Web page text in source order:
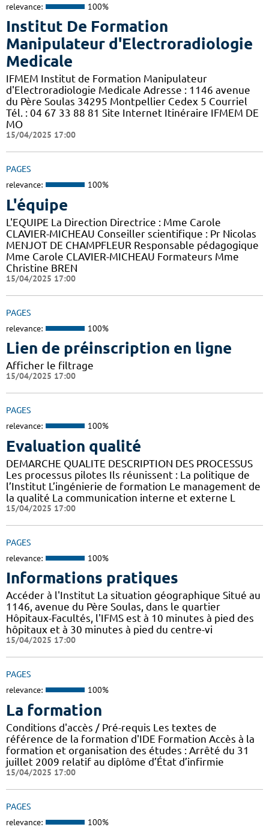
relevance: 100%
Institut De Formation
Manipulateur d'Electroradiologie
Medicale
IFMEM Institut de Formation Manipulateur
d'Electroradiologie Medicale Adresse : 1146 avenue
du Père Soulas 34295 Montpellier Cedex 5 Courriel
Tél. : 04 67 33 88 81 Site Internet Itinéraire IFMEM DE
MO
15/04/2025 17:00
PAGES
relevance: 100%
L'équipe
L'EQUIPE La Direction Directrice : Mme Carole
CLAVIER-MICHEAU Conseiller scientifique : Pr Nicolas
MENJOT DE CHAMPFLEUR Responsable pédagogique
Mme Carole CLAVIER-MICHEAU Formateurs Mme
Christine BREN
15/04/2025 17:00
PAGES
relevance: 100%
Lien de préinscription en ligne
Afficher le filtrage
15/04/2025 17:00
PAGES
relevance: 100%
Evaluation qualité
DEMARCHE QUALITE DESCRIPTION DES PROCESSUS
Les processus pilotes Ils réunissent : La politique de
l’Institut L’ingénierie de formation Le management de
la qualité La communication interne et externe L
15/04/2025 17:00
PAGES
relevance: 100%
Informations pratiques
Accéder à l'Institut La situation géographique Situé au
1146, avenue du Père Soulas, dans le quartier
Hôpitaux-Facultés, l'IFMS est à 10 minutes à pied des
hôpitaux et à 30 minutes à pied du centre-vi
15/04/2025 17:00
PAGES
relevance: 100%
La formation
Conditions d'accès / Pré-requis Les textes de
référence de la formation d'IDE Formation Accès à la
formation et organisation des études : Arrêté du 31
juillet 2009 relatif au diplôme d’État d’infirmie
15/04/2025 17:00
PAGES
relevance: 100%